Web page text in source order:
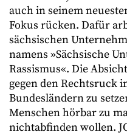
auch in seinem
Fokus rücken. Dafür
sächsischen
namens »Sächsische
Rassismus«. Die
gegen den Rechtsruck
Bundesländern zu
Menschen hörbar zu
nichtabfinden wollen.